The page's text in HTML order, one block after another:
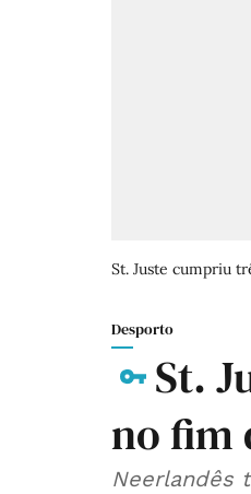
St. Juste cumpriu
Desporto
St.
no fim
Neerlandês